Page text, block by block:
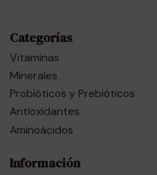
Categorías
Vitaminas
Minerales
Probióticos y Prebióticos
Antioxidantes
Aminoácidos
Información